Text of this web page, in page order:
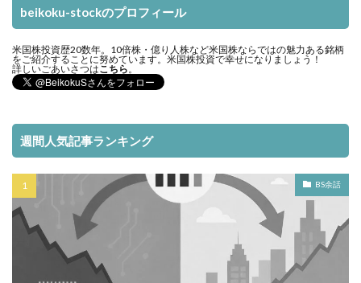
beikoku-stockのプロフィール
米国株投資歴20数年。10倍株・億り人株など米国株ならではの魅力ある銘柄
をご紹介することに努めています。米国株投資で幸せになりましょう！
詳しいごあいさつはこちら 。
週間人気記事ランキング
BS余話